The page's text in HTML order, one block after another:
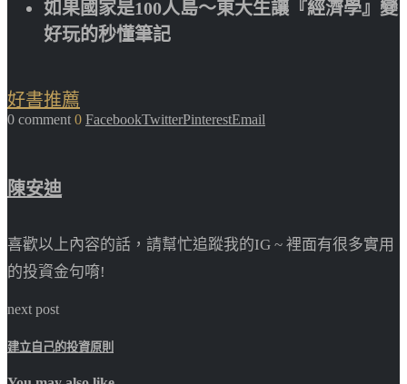
如果國家是100人島～東大生讓『經濟學』變
好玩的秒懂筆記
好書推薦
0 comment 0 FacebookTwitterPinterestEmail
陳安迪
喜歡以上內容的話，請幫忙追蹤我的IG ~ 裡面有很多實用
的投資金句唷!
next post
建立自己的投資原則